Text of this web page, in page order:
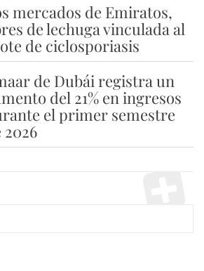
mercados de Emiratos,
de lechuga vinculada al
de ciclosporiasis
de Dubái registra un
del 21% en ingresos
el primer semestre
2026